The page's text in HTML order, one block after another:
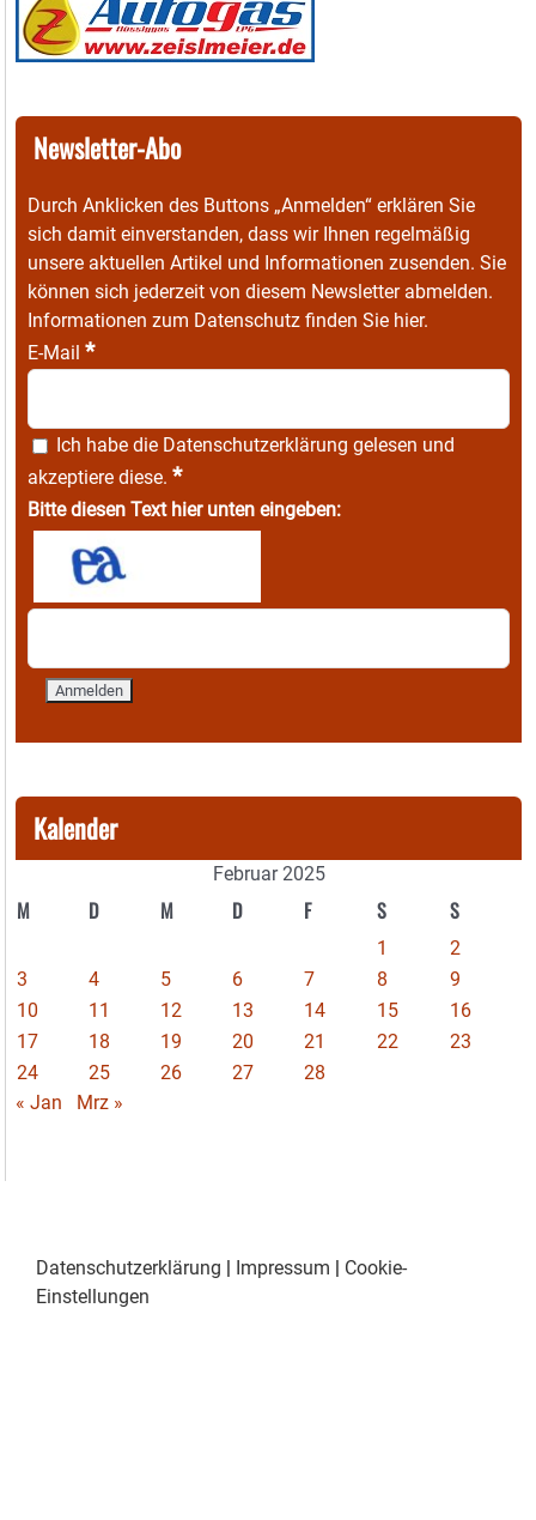
Newsletter-Abo
Durch Anklicken des Buttons „Anmelden“ erklären Sie
sich damit einverstanden, dass wir Ihnen regelmäßig
unsere aktuellen Artikel und Informationen zusenden. Sie
können sich jederzeit von diesem Newsletter abmelden.
Informationen zum Datenschutz finden Sie hier.
E-Mail *
Ich habe die Datenschutzerklärung gelesen und
akzeptiere diese. *
Bitte diesen Text hier unten eingeben:
Kalender
Februar 2025
M D M D F S S
1
2
3
4 5 6 7 8
9
10
11 12 13 14 15
16
17
18 19 20 21 22
23
24
25 26 27
28
« Jan
Mrz »
Datenschutzerklärung | Impressum | Cookie-
Einstellungen